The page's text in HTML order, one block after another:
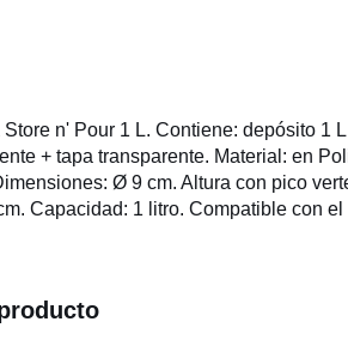
n' Pour 1 L. Contiene: depósito 1
+ tapa transparente. Material: en
Ø 9 cm. Altura con pico
Capacidad: 1 litro. Compatible con el